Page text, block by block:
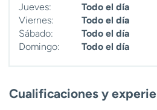
Jueves:
Todo el día
Viernes:
Todo el día
Sábado:
Todo el día
Domingo:
Todo el día
Cualificaciones y